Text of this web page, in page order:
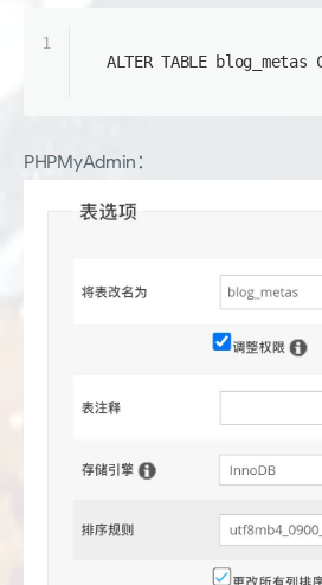
1
ALTER TABLE blog_metas
PHPMyAdmin：